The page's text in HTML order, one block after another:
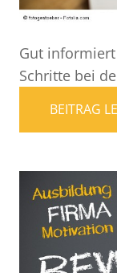
Gut
Schritte bei
BEITRAG